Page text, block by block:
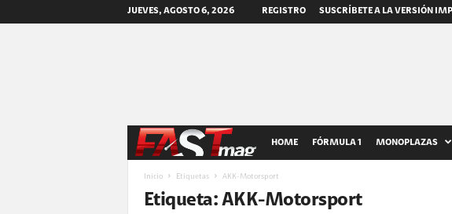
JUEVES, AGOSTO 6, 2026 REGISTRO SUSCRÍBETE A LA VERSIÓN
A
HOME FÓRMULA 1 MONOPLAZAS
Inicio Etiquetas AKK-Motorsport
Etiqueta: AKK-Motorsport